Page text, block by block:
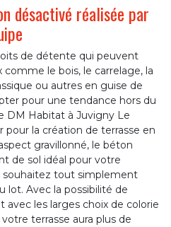
désactivé réalisée par
de détente qui peuvent
le bois, le carrelage, la
ou autres en guise de
pour une tendance hors du
DM Habitat à Juvigny Le
pour la création de terrasse en
gravillonné, le béton
de sol idéal pour votre
souhaitez tout simplement
lot. Avec la possibilité de
avec les larges choix de colorie
terrasse aura plus de